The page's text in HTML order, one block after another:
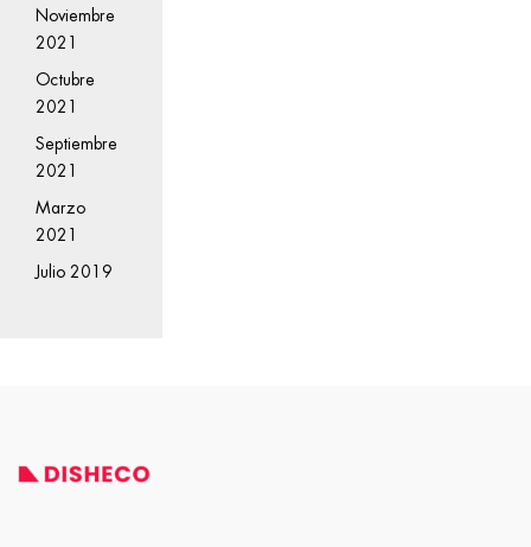
Noviembre
2021
Octubre
2021
Septiembre
2021
Marzo
2021
Julio 2019